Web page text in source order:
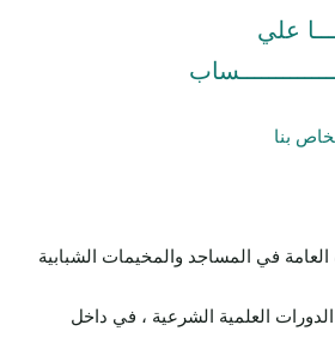
علي
بنا
في المساجد والمخيمات الشبابية
العلمية الشرعية ، في داخل